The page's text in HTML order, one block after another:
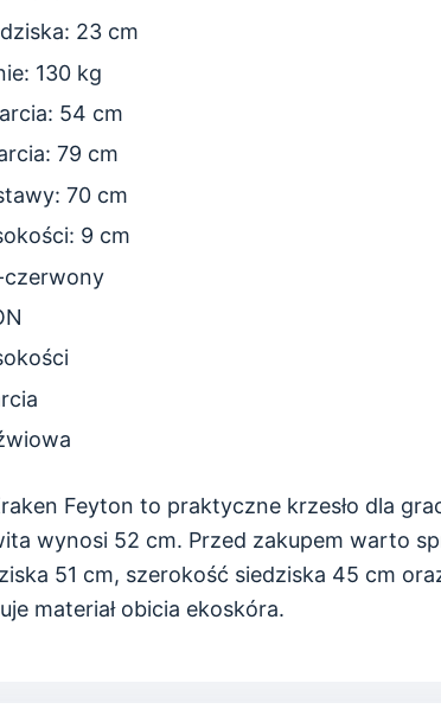
23 cm
130 kg
54 cm
79 cm
70 cm
9 cm
czerwony
Feyton to praktyczne krzesło dla
wynosi 52 cm. Przed zakupem warto
51 cm, szerokość siedziska 45 cm
materiał obicia ekoskóra.